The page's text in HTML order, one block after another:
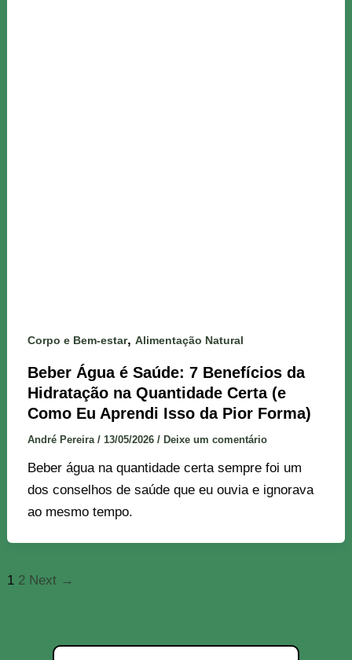
Corpo e Bem-estar, Alimentação Natural
Beber Água é Saúde: 7 Benefícios da
Hidratação na Quantidade Certa (e
Como Eu Aprendi Isso da Pior Forma)
André Pereira / 13/05/2026 / Deixe um comentário
Beber água na quantidade certa sempre foi um
dos conselhos de saúde que eu ouvia e ignorava
ao mesmo tempo.
1 2 Next →
Pesquisar